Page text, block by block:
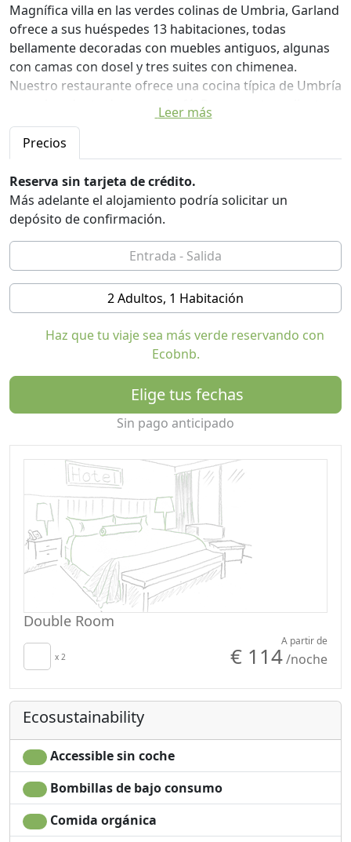
Magnífica villa en las verdes colinas de Umbria, Garland
ofrece a sus huéspedes 13 habitaciones, todas
bellamente decoradas con muebles antiguos, algunas
con camas con dosel y tres suites con chimenea.
Nuestro restaurante ofrece una cocina típica de Umbría
y un abundante desayuno bufé. Para nuestros clientes:
ciclismo de montaña, piscina, paseos a caballo y un
servicio exquisito que puede redescubrir el encanto de
la relajación de la vida en el campo.
Leer más
Precios
Reserva sin tarjeta de crédito.
Más adelante el alojamiento podría solicitar un
depósito de confirmación.
2 Adultos, 1 Habitación
Haz que tu viaje sea más verde reservando con
Ecobnb.
Elige tus fechas
Sin pago anticipado
Double Room
x 2
A partir de
€ 114/noche
Ecosustainability
Accessible sin coche
Bombillas de bajo consumo
Comida orgánica